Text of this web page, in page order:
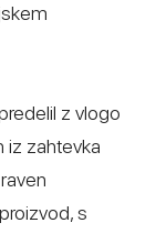
z vlogo
iz zahtevka
s